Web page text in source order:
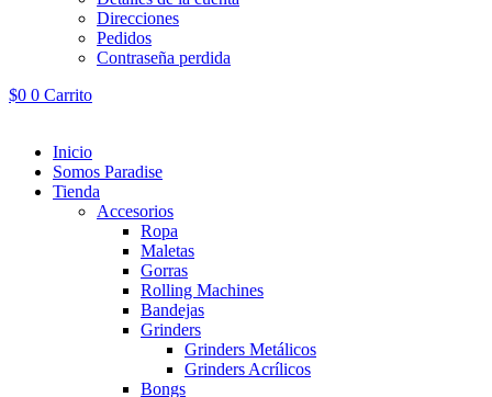
Direcciones
Pedidos
Contraseña perdida
$0 0 Carrito
Inicio
Somos Paradise
Tienda
Accesorios
Ropa
Maletas
Gorras
Rolling Machines
Bandejas
Grinders
Grinders Metálicos
Grinders Acrílicos
Bongs